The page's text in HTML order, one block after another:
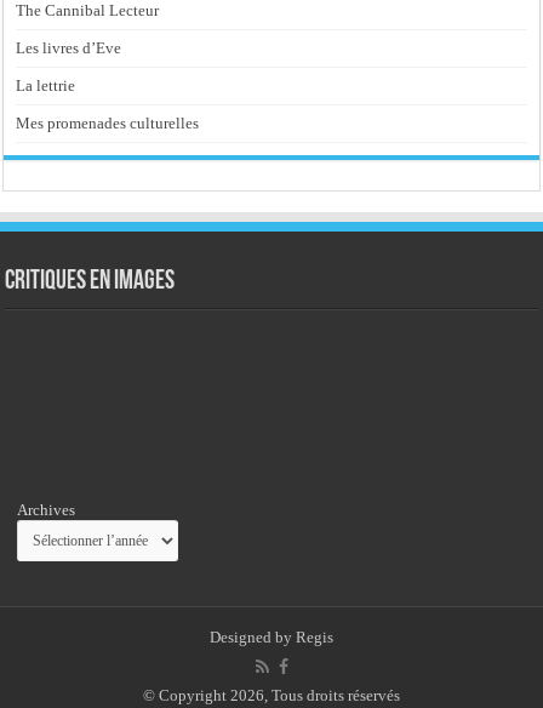
The Cannibal Lecteur
Les livres d’Eve
La lettrie
Mes promenades culturelles
Critiques en images
Archives
Designed by Regis
© Copyright 2026, Tous droits réservés